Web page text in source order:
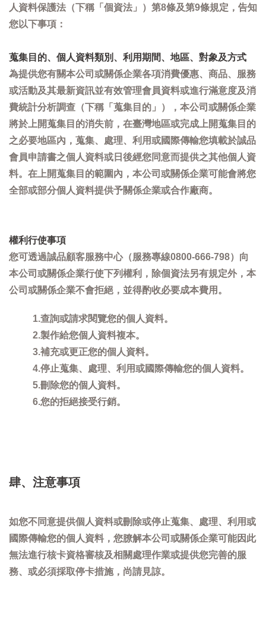
人資料保護法（下稱「個資法」）第8條及第9條規定，告知
您以下事項：
蒐集目的、個人資料類別、利用期間、地區、對象及方式
為提供您有關本公司或關係企業各項消費優惠、商品、服務
或活動及其最新資訊並有效管理會員資料或進行滿意度及消
費統計分析調查（下稱「蒐集目的」），本公司或關係企業
將於上開蒐集目的消失前，在臺灣地區或完成上開蒐集目的
之必要地區內，蒐集、處理、利用或國際傳輸您填載於誠品
會員申請書之個人資料或日後經您同意而提供之其他個人資
料。在上開蒐集目的範圍內，本公司或關係企業可能會將您
全部或部分個人資料提供予關係企業或合作廠商。
權利行使事項
您可透過誠品顧客服務中心（服務專線0800-666-798）向
本公司或關係企業行使下列權利，除個資法另有規定外，本
公司或關係企業不會拒絕，並得酌收必要成本費用。
1.查詢或請求閱覽您的個人資料。
2.製作給您個人資料複本。
3.補充或更正您的個人資料。
4.停止蒐集、處理、利用或國際傳輸您的個人資料。
5.刪除您的個人資料。
6.您的拒絕接受行銷。
肆、注意事項
如您不同意提供個人資料或刪除或停止蒐集、處理、利用或
國際傳輸您的個人資料，您膫解本公司或關係企業可能因此
無法進行核卡資格審核及相關處理作業或提供您完善的服
務、或必須採取停卡措施，尚請見諒。